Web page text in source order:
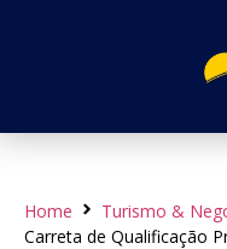
Home
Turismo &
Carreta de Qualificação